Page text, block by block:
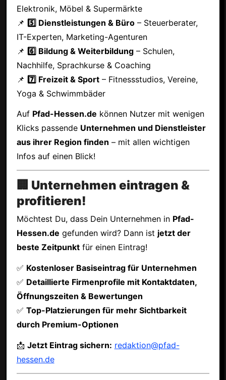
Elektronik, Möbel & Supermärkte
📌 5️⃣ Dienstleistungen & Büro– Steuerberater,
IT-Experten, Marketing-Agenturen
📌 6️⃣ Bildung & Weiterbildung– Schulen,
Nachhilfe, Sprachkurse & Coaching
📌 7️⃣ Freizeit & Sport– Fitnessstudios, Vereine,
Yoga & Schwimmbäder
Auf Pfad-Hessen.de können Nutzer mit wenigen
Klicks passende Unternehmen und Dienstleister
aus ihrer Region finden – mit allen wichtigen
Infos auf einen Blick!
🏢 Unternehmen eintragen &
profitieren!
Möchtest Du, dass Dein Unternehmen in Pfad-
Hessen.de gefunden wird? Dann ist jetzt der
beste Zeitpunktfür einen Eintrag!
✅ Kostenloser Basiseintrag für Unternehmen
✅ Detaillierte Firmenprofile mit Kontaktdaten,
Öffnungszeiten & Bewertungen
✅ Top-Platzierungen für mehr Sichtbarkeit
durch Premium-Optionen
📩 Jetzt Eintrag sichern: redaktion@pfad-
hessen.de